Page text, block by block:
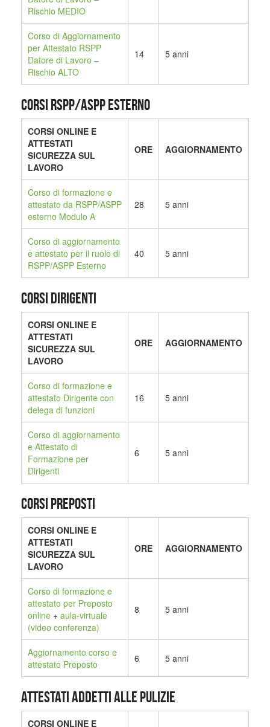
Rischio MEDIO
Corso di Aggiornamento
per Attestato RSPP
Datore di Lavoro –
Rischio ALTO
14 5 anni
CORSI RSPP/ASPP ESTERNO
CORSI ONLINE E
ATTESTATI
SICUREZZA SUL
LAVORO
ORE AGGIORNAMENTO
Corso di formazione e
attestato da RSPP/ASPP
esterno Modulo A
28 5 anni
Corso di aggiornamento
e attestato per il ruolo di
RSPP/ASPP Esterno
40 5 anni
CORSI DIRIGENTI
CORSI ONLINE E
ATTESTATI
SICUREZZA SUL
LAVORO
ORE AGGIORNAMENTO
Corso di formazione e
attestato Dirigente con
delega di funzioni
16 5 anni
Corso di aggiornamento
e Attestato di
Formazione per
Dirigenti
6 5 anni
CORSI PREPOSTI
CORSI ONLINE E
ATTESTATI
SICUREZZA SUL
LAVORO
ORE AGGIORNAMENTO
Corso di formazione e
attestato per Preposto
online + aula-virtuale
(video conferenza)
8 5 anni
Aggiornamento corso e
attestato Preposto
6 5 anni
ATTESTATI ADDETTI ALLE PULIZIE
CORSI ONLINE E